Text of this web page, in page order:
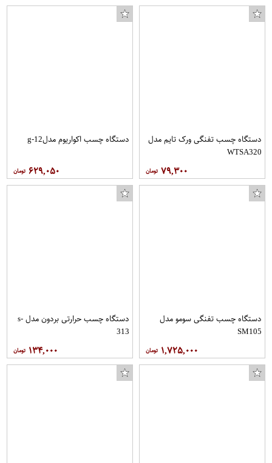
دستگاه چسب تفنگی ورک تایم مدل
WTSA320
۷۹,۳۰۰
دستگاه چسب اکواریوم مدلg-12
۶۲۹,۰۵۰
دستگاه چسب تفنگی سومو مدل
SM105
۱,۷۲۵,۰۰۰
دستگاه چسب حرارتی بردون مدل s-
313
۱۳۴,۰۰۰